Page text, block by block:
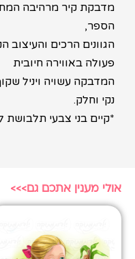
מדבקת קיר מרהיבה
הספר,
הגוונים הרכים והעיצוב
פעולה באווירה חיובית
המדבקה עשויה ויניל
נקי וחלק.
*קיים בני צבעי תלבושת
אולי מענין אתכם גם>>>